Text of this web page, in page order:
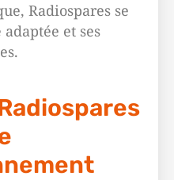
Radiospares se
et ses